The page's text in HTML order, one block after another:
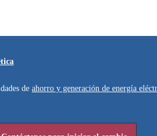
de ahorro y generación de energía